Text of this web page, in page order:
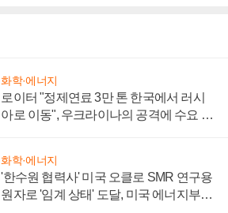
화학·에너지
로이터 "정제연료 3만 톤 한국에서 러시
아로 이동", 우크라이나의 공격에 수요 늘
화학·에너지
'한수원 협력사' 미국 오클로 SMR 연구용
원자로 '임계 상태' 도달, 미국 에너지부